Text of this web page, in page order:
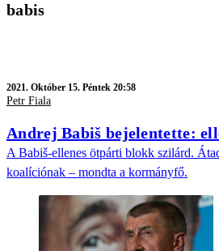
babis
2021. Október 15. Péntek 20:58
Petr Fiala
Andrej Babiš bejelentette:
A Babiš-ellenes ötpárti blokk szilárd.
koalíciónak – mondta a kormányfő.